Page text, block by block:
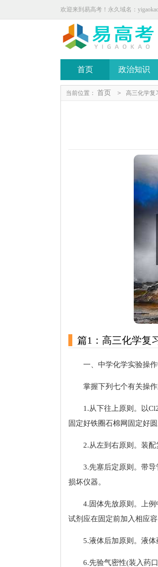
欢迎来到易高考！永久域名：
首页 政治知识
当前位置： 首页 > 高三化学复
篇1：高三化学复
一、中学化学实验操
掌握下列七个有关操
1.从下往上原则。以
固定好铁圈石棉网固定好圆
2.从左到右原则。装
3.先塞后定原则。带
损坏仪器。
4.固体先放原则。上
试剂应在固定前加入相应容
5.液体后加原则。液
6.先验气密性(装入药